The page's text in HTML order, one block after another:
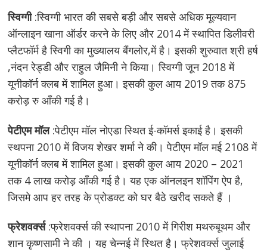
स्विग्गी:स्विग्गी भारत की सबसे बड़ी और सबसे अधिक मूल्यवान
ऑन्लाइन खाना ऑर्डर करने के लिए और 2014 में स्थापित डिलीवरी
प्लैटफॉर्म है स्विगी का मुख्यालय बैंगलोर,में है। इसकी शुरुवात श्री हर्ष
,नंदन रेड्डी और राहुल जैमिनी ने किया। स्विग्गी जून 2018 में
यूनीकॉर्न क्लब में शामिल हुआ। इसकी कुल आय 2019 तक 875
करोड़ रु आँकी गई है।
पेटीएम मॉल:पेटीएम मॉल नोएडा स्थित ई-कॉमर्स इकाई है। इसकी
स्थपना 2010 में विजय शेखर शर्मा ने की। पेटीएम मॉल मई 2108 में
यूनीकॉर्न क्लब में शामिल हुआ। इसकी कुल आय 2020 – 2021
तक 4 लाख करोड़ आँकी गई है। यह एक ऑनलइन शॉपिंग ऐप है,
जिसमे आप हर तरह के प्रोडक्ट को घर बैठे खरीद सकते हैं ।
फ्रेशवर्क्स:फ्रेशवर्क्स की स्थापना 2010 में गिरीश मथरुबूथम और
शान कृष्णसामी ने की । यह चेन्नई में स्थित है। फ्रेशवर्क्स जुलाई